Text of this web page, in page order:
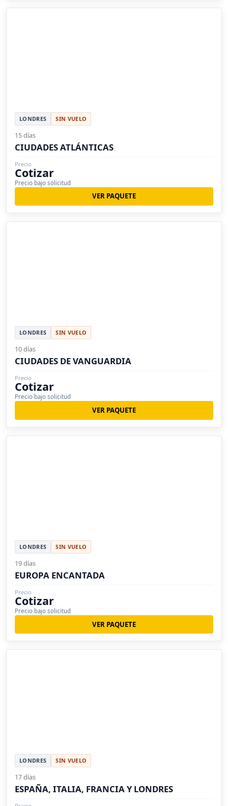
LONDRES SIN VUELO
15 días
CIUDADES ATLÁNTICAS
Precio
Cotizar
Precio bajo solicitud
VER PAQUETE
LONDRES SIN VUELO
10 días
CIUDADES DE VANGUARDIA
Precio
Cotizar
Precio bajo solicitud
VER PAQUETE
LONDRES SIN VUELO
19 días
EUROPA ENCANTADA
Precio
Cotizar
Precio bajo solicitud
VER PAQUETE
LONDRES SIN VUELO
17 días
ESPAÑA, ITALIA, FRANCIA Y LONDRES